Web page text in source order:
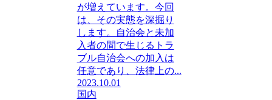
が増えています。今回
は、その実態を深掘り
します。自治会と未加
入者の間で生じるトラ
ブル自治会への加入は
任意であり、法律上の...
2023.10.01
国内